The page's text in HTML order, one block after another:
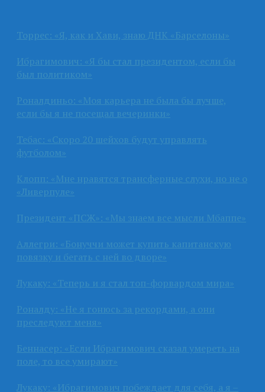
Торрес: «Я, как и Хави, знаю ДНК «Барселоны»
Ибрагимович: «Я бы стал президентом, если бы
был политиком»
Роналдиньо: «Моя карьера не была бы лучше,
если бы я не посещал вечеринки»
Тебас: «Скоро 20 шейхов будут управлять
футболом»
Клопп: «Мне нравятся трансферные слухи, но не о
«Ливерпуле»
Президент «ПСЖ»: «Мы знаем все мысли Мбаппе»
Аллегри: «Бонуччи может купить капитанскую
повязку и бегать с ней во дворе»
Лукаку: «Теперь и я стал топ-форвардом мира»
Роналду: «Не я гонюсь за рекордами, а они
преследуют меня»
Беннасер: «Если Ибрагимович сказал умереть на
поле, то все умирают»
Лукаку: «Ибрагимович побеждает для себя, а я –